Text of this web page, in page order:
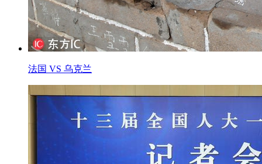
法国 VS 乌克兰